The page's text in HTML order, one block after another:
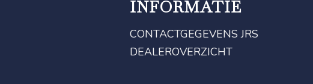
INFORMATIE
CONTACTGEGEVENS JRS
DEALEROVERZICHT